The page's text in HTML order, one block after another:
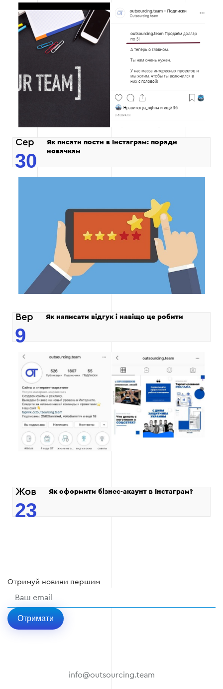
Сер
30
Як писати пости в Інстаграм: поради
новачкам
Вер
9
Як написати відгук і навіщо це робити
Жов
23
Як оформити бізнес-акаунт в Інстаграм?
Отримуй новини першим
Отримати
info@outsourcing.team